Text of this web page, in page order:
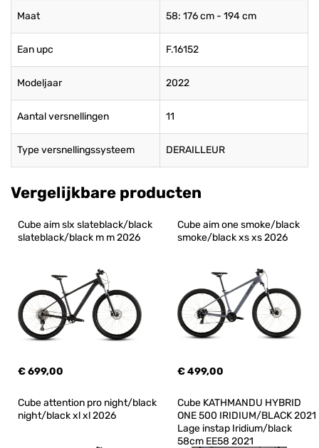
Maat 58: 176 cm - 194 cm
Ean upc F.16152
Modeljaar 2022
Aantal versnellingen 11
Type versnellingssysteem DERAILLEUR
Vergelijkbare producten
Cube aim slx slateblack/black
slateblack/black m m 2026
€ 699,00
Cube aim one smoke/black
smoke/black xs xs 2026
€ 499,00
Cube attention pro night/black
night/black xl xl 2026
Cube KATHMANDU HYBRID
ONE 500 IRIDIUM/BLACK 2021
Lage instap Iridium/black
58cm EE58 2021